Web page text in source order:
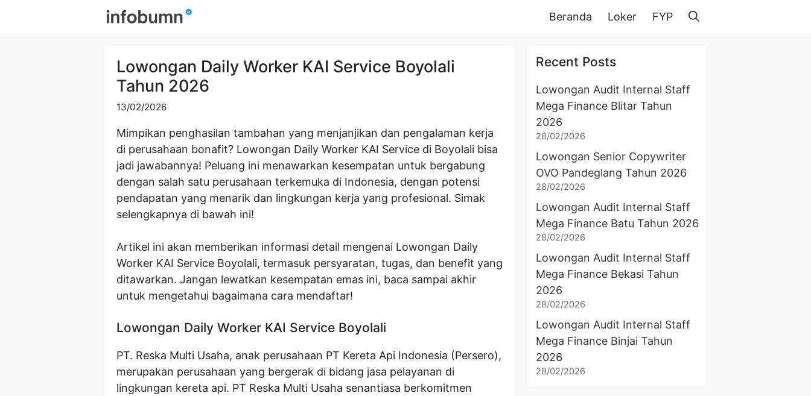
Beranda Loker FYP
Lowongan Daily Worker KAI Service Boyolali
Tahun 2026
13/02/2026
Mimpikan penghasilan tambahan yang menjanjikan dan pengalaman kerja
di perusahaan bonafit? Lowongan Daily Worker KAI Service di Boyolali bisa
jadi jawabannya! Peluang ini menawarkan kesempatan untuk bergabung
dengan salah satu perusahaan terkemuka di Indonesia, dengan potensi
pendapatan yang menarik dan lingkungan kerja yang profesional. Simak
selengkapnya di bawah ini!
Artikel ini akan memberikan informasi detail mengenai Lowongan Daily
Worker KAI Service Boyolali, termasuk persyaratan, tugas, dan benefit yang
ditawarkan. Jangan lewatkan kesempatan emas ini, baca sampai akhir
untuk mengetahui bagaimana cara mendaftar!
Lowongan Daily Worker KAI Service Boyolali
PT. Reska Multi Usaha, anak perusahaan PT Kereta Api Indonesia (Persero),
merupakan perusahaan yang bergerak di bidang jasa pelayanan di
lingkungan kereta api. PT Reska Multi Usaha senantiasa berkomitmen
Recent Posts
Lowongan Audit Internal Staff
Mega Finance Blitar Tahun
2026
28/02/2026
Lowongan Senior Copywriter
OVO Pandeglang Tahun 2026
28/02/2026
Lowongan Audit Internal Staff
Mega Finance Batu Tahun 2026
28/02/2026
Lowongan Audit Internal Staff
Mega Finance Bekasi Tahun
2026
28/02/2026
Lowongan Audit Internal Staff
Mega Finance Binjai Tahun
2026
28/02/2026